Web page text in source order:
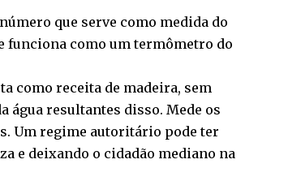
que serve como medida do
como um termômetro do
como receita de madeira, sem
água resultantes disso. Mede os
Um regime autoritário pode ter
e deixando o cidadão mediano na